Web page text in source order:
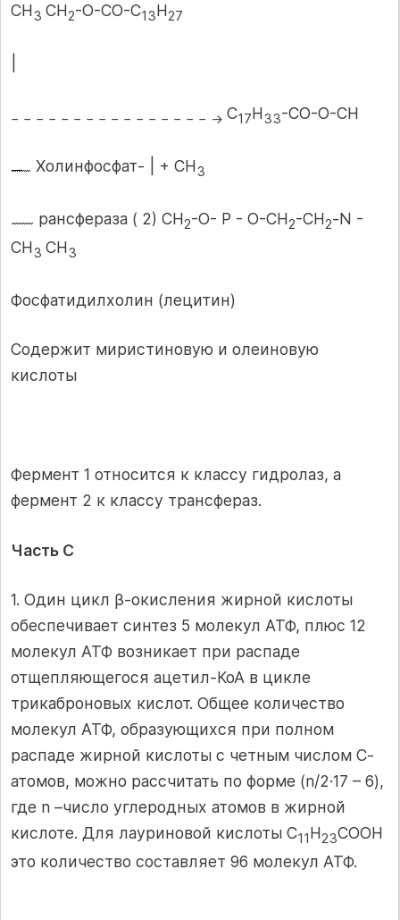
СН3 СН2-О-СО-С13Н27
− − − − − − − − − − − − − − − − → С17Н33-СО-О-СН
Холинфосфат- | + СН3
рансфераза ( 2) СН2-О- Р - О-СН2-СН2-N -
СН3 СН3
Фосфатидилхолин (лецитин)
Содержит миристиновую и олеиновую
кислоты
Фермент 1 относится к классу гидролаз, а
фермент 2 к классу трансфераз.
Часть С
1. Один цикл β-окисления жирной кислоты
обеспечивает синтез 5 молекул АТФ, плюс 12
молекул АТФ возникает при распаде
отщепляющегося ацетил-КоА в цикле
трикаброновых кислот. Общее количество
молекул АТФ, образующихся при полном
распаде жирной кислоты с четным числом С-
атомов, можно рассчитать по форме (n/2·17 – 6),
где n –число углеродных атомов в жирной
кислоте. Для лауриновой кислоты С11Н23СООН
это количество составляет 96 молекул АТФ.